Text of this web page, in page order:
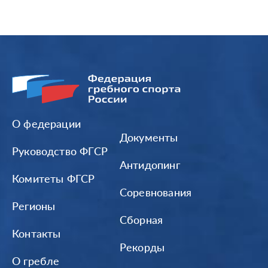
О федерации
Руководство ФГСР
Комитеты ФГСР
Регионы
Контакты
О гребле
Документы
Антидопинг
Соревнования
Сборная
Рекорды